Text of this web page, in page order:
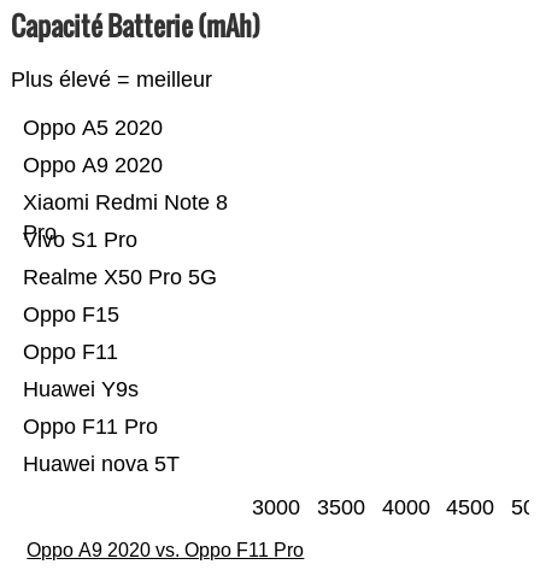
Capacité Batterie (mAh)
Plus élevé = meilleur
Huawei nova 5T
Oppo F11 Pro
Huawei Y9s
Oppo F11
Oppo F15
Realme X50 Pro 5G
Vivo S1 Pro
Xiaomi Redmi Note 8
Pro
Oppo A9 2020
Oppo A5 2020
3000 3500 4000 4500
Oppo A9 2020 vs. Oppo F11 Pro